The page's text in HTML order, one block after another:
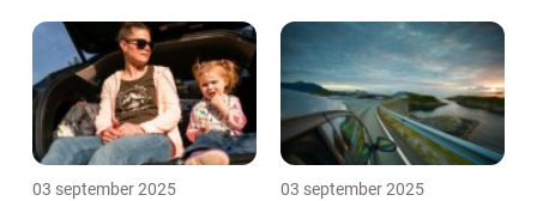
03 september 2025 03 september 2025